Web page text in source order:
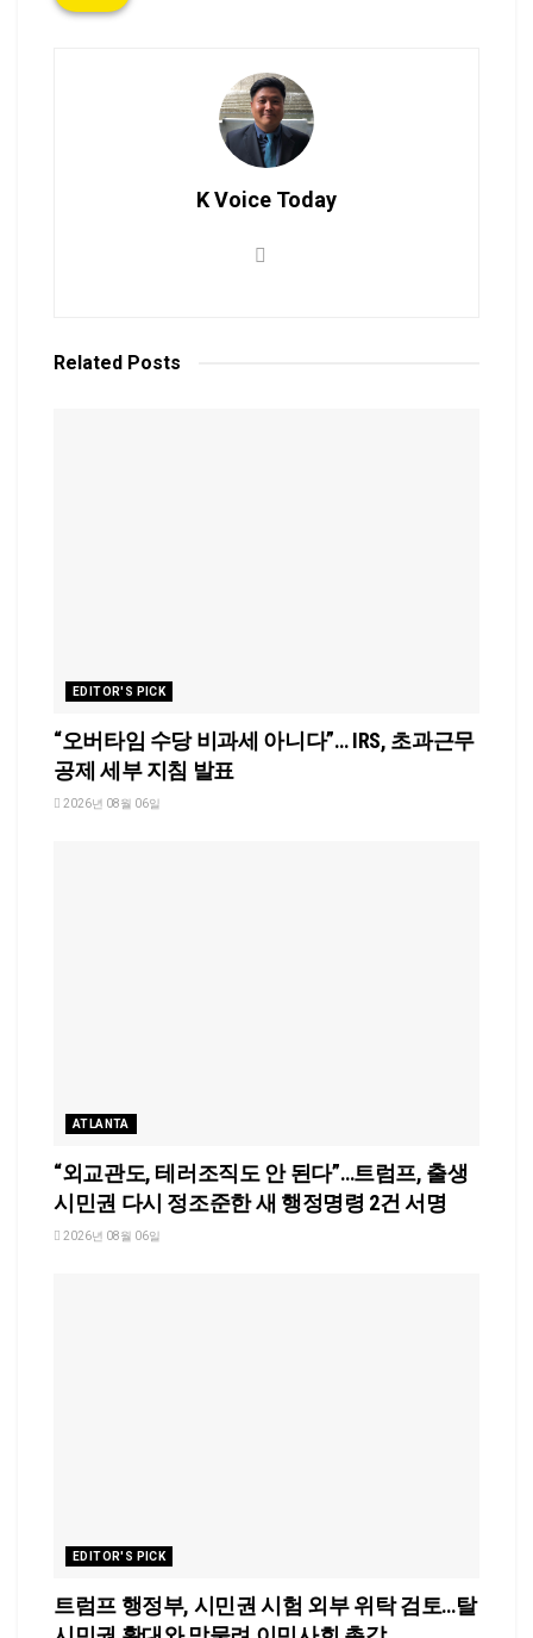
K Voice Today
Related Posts
EDITOR'S PICK
“오버타임 수당 비과세 아니다”… IRS, 초과근무
공제 세부 지침 발표
2026년 08월 06일
ATLANTA
“외교관도, 테러조직도 안 된다”…트럼프, 출생
시민권 다시 정조준한 새 행정명령 2건 서명
2026년 08월 06일
EDITOR'S PICK
트럼프 행정부, 시민권 시험 외부 위탁 검토…탈